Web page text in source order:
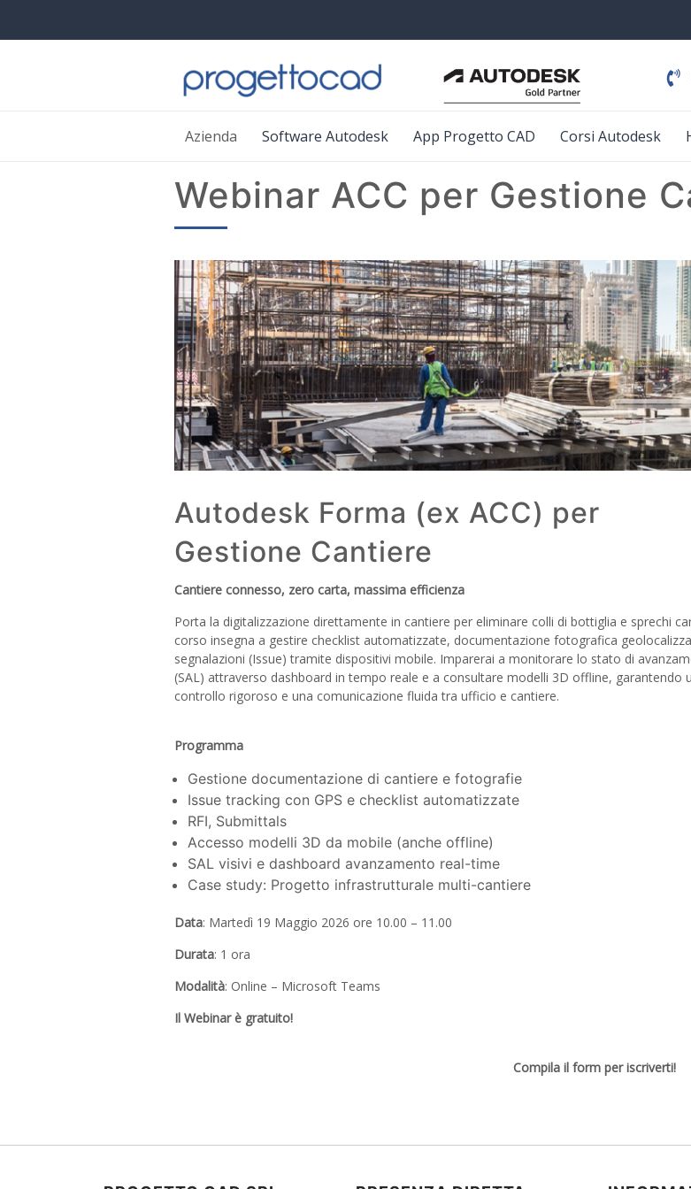
Azienda Software Autodesk App Progetto CAD Corsi Autodesk
Webinar ACC per Gestione
Autodesk Forma (ex ACC) per
Gestione Cantiere
Cantiere connesso, zero carta, massima efficienza
Porta la digitalizzazione direttamente in cantiere per eliminare colli di bottiglia e sprechi
corso insegna a gestire checklist automatizzate, documentazione fotografica
segnalazioni (Issue) tramite dispositivi mobile. Imparerai a monitorare lo stato di
(SAL) attraverso dashboard in tempo reale e a consultare modelli 3D offline, garantendo
controllo rigoroso e una comunicazione fluida tra ufficio e cantiere.
Programma
Gestione documentazione di cantiere e fotografie
Issue tracking con GPS e checklist automatizzate
RFI, Submittals
Accesso modelli 3D da mobile (anche offline)
SAL visivi e dashboard avanzamento real-time
Case study: Progetto infrastrutturale multi-cantiere
Data: Martedì 19 Maggio 2026 ore 10.00 – 11.00
Durata: 1 ora
Modalità: Online – Microsoft Teams
Il Webinar è gratuito!
Compila il form per iscriverti!